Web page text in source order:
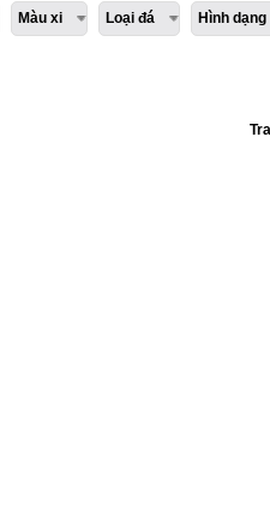
Màu xi Loại đá Hình dạng